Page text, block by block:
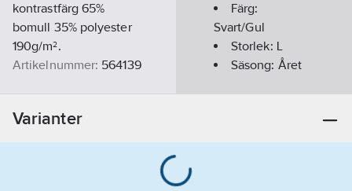
kontrastfärg 65%
bomull 35% polyester
190g/m².
Artikelnummer: 564139
1000656914010
Ean
artikelnr:
Färg:
Svart/Gul
Storlek: L
Säsong: Året
Kragtyp:
Varianter